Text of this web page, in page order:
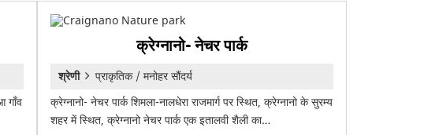
गाँव
क्रेग्नानो- नेचर पार्क
श्रेणी
प्राकृतिक / मनोहर सौंदर्य
क्रेग्नानो- नेचर पार्क शिमला-नालधेरा राजमार्ग पर स्थित, क्रेग्नानो के सुरम्य
शहर में स्थित, क्रेग्नानो नेचर पार्क एक इतालवी शैली का…